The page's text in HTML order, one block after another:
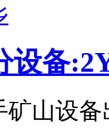
设备
山设